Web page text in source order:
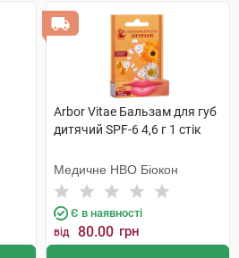
Arbor Vitae Бальзам для губ
дитячий SPF-6 4,6 г 1 стік
Медичне НВО Біокон
Є в наявності
від 80.00 грн